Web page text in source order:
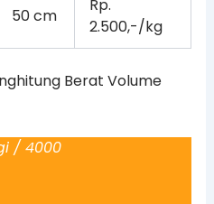
50 cm
Rp.
2.500,-/kg
Berat Volume
/ 4000